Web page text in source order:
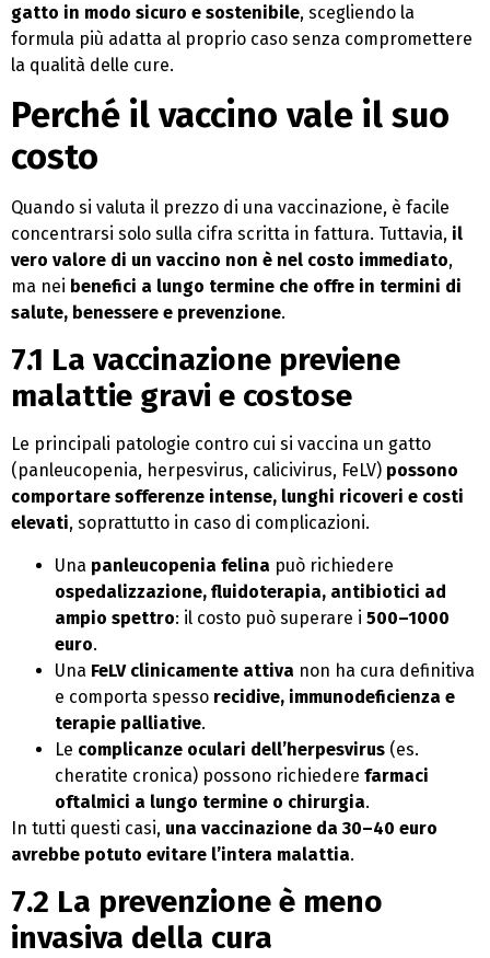
gatto in modo sicuro e sostenibile, scegliendo la
formula più adatta al proprio caso senza compromettere
la qualità delle cure.
Perché il vaccino vale il suo
costo
Quando si valuta il prezzo di una vaccinazione, è facile
concentrarsi solo sulla cifra scritta in fattura. Tuttavia, il
vero valore di un vaccino non è nel costo immediato,
ma nei benefici a lungo termine che offre in termini di
salute, benessere e prevenzione.
7.1 La vaccinazione previene
malattie gravi e costose
Le principali patologie contro cui si vaccina un gatto
(panleucopenia, herpesvirus, calicivirus, FeLV) possono
comportare sofferenze intense, lunghi ricoveri e costi
elevati, soprattutto in caso di complicazioni.
Una panleucopenia felina può richiedere
ospedalizzazione, fluidoterapia, antibiotici ad
ampio spettro: il costo può superare i 500–1000
euro.
Una FeLV clinicamente attiva non ha cura definitiva
e comporta spesso recidive, immunodeficienza e
terapie palliative.
Le complicanze oculari dell’herpesvirus (es.
cheratite cronica) possono richiedere farmaci
oftalmici a lungo termine o chirurgia.
In tutti questi casi, una vaccinazione da 30–40 euro
avrebbe potuto evitare l’intera malattia.
7.2 La prevenzione è meno
invasiva della cura